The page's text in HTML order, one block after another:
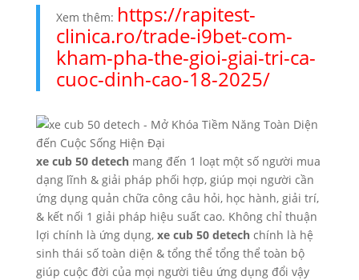
Xem thêm: https://rapitest-
clinica.ro/trade-i9bet-com-
kham-pha-the-gioi-giai-tri-ca-
cuoc-dinh-cao-18-2025/
xe cub 50 detechmang đến 1 loạt một số người mua
dạng lĩnh & giải pháp phối hợp, giúp mọi người cần
ứng dụng quản chữa công câu hỏi, học hành, giải trí,
& kết nối 1 giải pháp hiệu suất cao. Không chỉ thuận
lợi chính là ứng dụng, xe cub 50 detechchính là hệ
sinh thái số toàn diện & tổng thể tổng thể toàn bộ
giúp cuộc đời của mọi người tiêu ứng dụng đổi vậy